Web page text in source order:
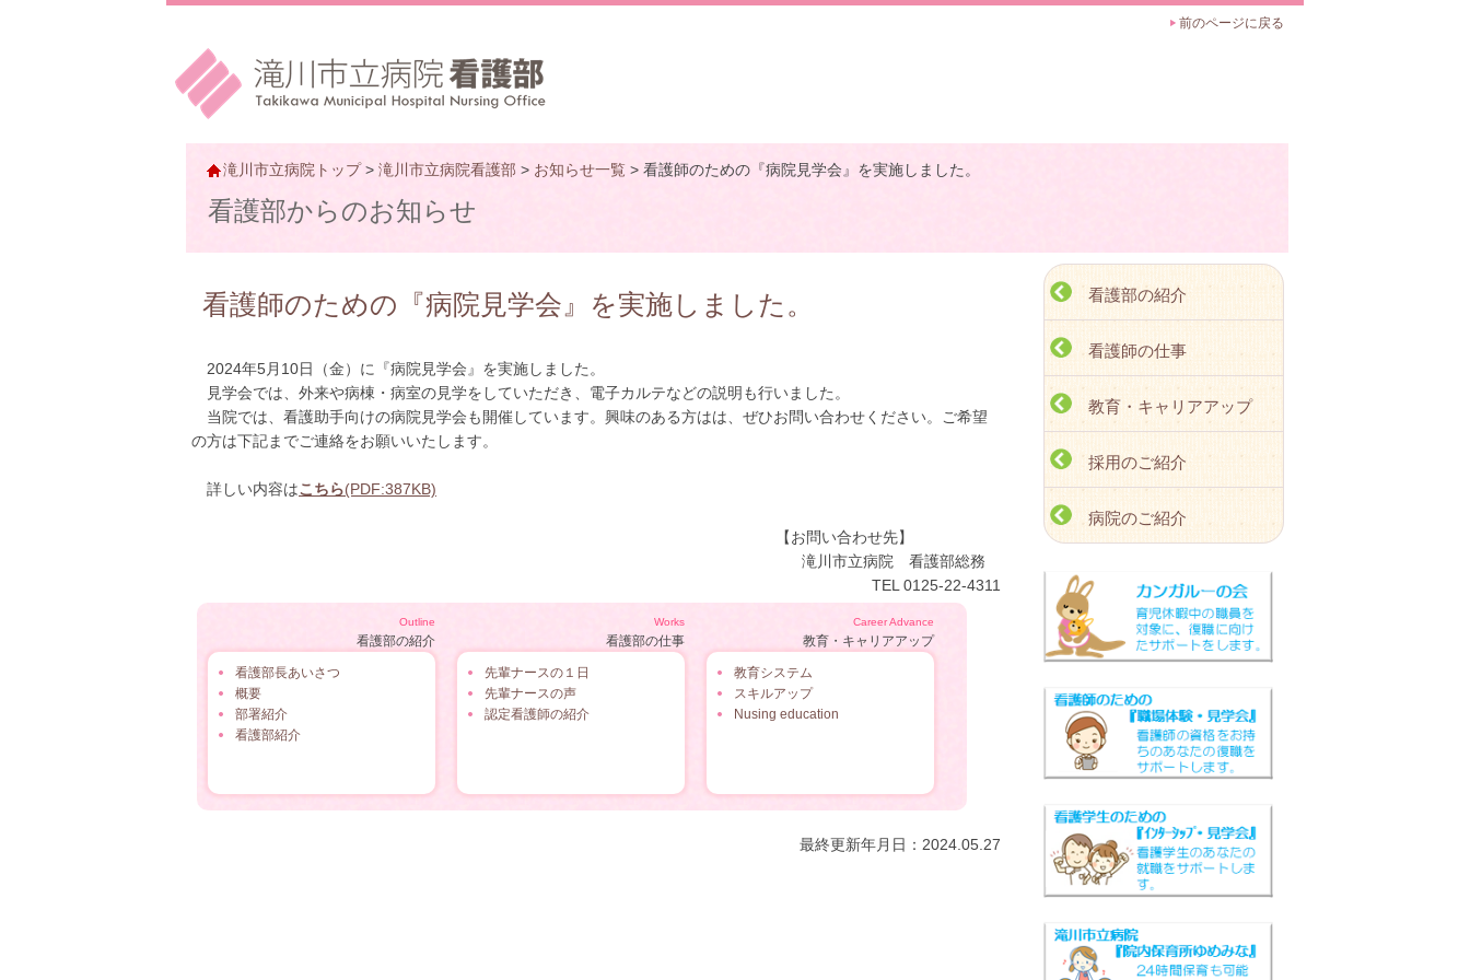
前のページに戻る
滝川市立病院トップ> 滝川市立病院看護部 > お知らせ一覧 > 看護師のための『病院見学会』を実施しました。
看護部からのお知らせ
看護師のための『病院見学会』を実施しました。
2024年5月10日（金）に『病院見学会』を実施しました。
見学会では、外来や病棟・病室の見学をしていただき、電子カルテなどの説明も行いました。
当院では、看護助手向けの病院見学会も開催しています。興味のある方はは、ぜひお問い合わせください。ご希望
の方は下記までご連絡をお願いいたします。
詳しい内容はこちら(PDF:387KB)
【お問い合わせ先】
滝川市立病院 看護部総務
TEL 0125-22-4311
Outline
看護部の紹介
看護部長あいさつ
概要
部署紹介
看護部紹介
Works
看護部の仕事
先輩ナースの１日
先輩ナースの声
認定看護師の紹介
Career Advance
教育・キャリアアップ
教育システム
スキルアップ
Nusing education
最終更新年月日：2024.05.27
看護部の紹介
看護師の仕事
教育・キャリアアップ
採用のご紹介
病院のご紹介